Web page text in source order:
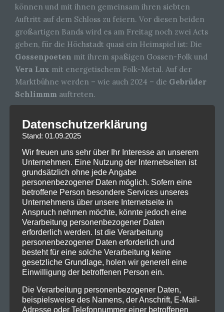
können und mit ihnen gemeinsam ihren siebten
Auftritt auf dem Schloss zu feiern. Vor diesen beiden
großartigen Bands wird es am Freitag noch zwei Acts
geben, für die Höchstadt quasi ein Heimspiel ist: Die
Gossenpoeten mit ihrem spaßigen Gossen-Folk und
Vera Lux mit energetischem Folk-Metal. Auf der
Marktbühne werden – wie auch 2024 – die Gebrüder
Schlimmm auftreten.
vielleicht das vorläufige 2025er Banner schon
gesehen – anders als dort angekündigt wird aber
nicht Eluveitie, sondernEisbrecherder Headliner
des zweiten Tages sein. Mit ihrem neuen Album
„Kaltfront°!” kommen die Rocker zum ersten Mal auf
die Schlosshofbühne. AuchEquilibrium werden zum
ersten Mal mit dabei sein und mit ihrem Epic Metal
das Publikum für den Headliner aufheizen. Kein
Neuzugang sind die Herren vonCoppelius
frischen Kompositionen und gewohnt theatralischem
Charme, versteht sich.Manntraaus Kroatien
bringen zum zweiten Mal ihren Folk-Metal nach
Höchstadt und haben hoffentlich ihr brandneues
Album „Titans” mit im Gepäck. Zwei Bands aus NRW
werden das 18. Schlosshof Festival am Nachmittag
Datenschutzerklärung
Stand: 01.09.2025
Wir freuen uns sehr über Ihr Interesse an unserem
Unternehmen. Eine Nutzung der Internetseiten ist
grundsätzlich ohne jede Angabe
personenbezogener Daten möglich. Sofern eine
betroffene Person besondere Services unseres
Unternehmens über unsere Internetseite in
Anspruch nehmen möchte, könnte jedoch eine
Verarbeitung personenbezogener Daten
erforderlich werden. Ist die Verarbeitung
personenbezogener Daten erforderlich und
besteht für eine solche Verarbeitung keine
gesetzliche Grundlage, holen wir generell eine
Einwilligung der betroffenen Person ein.
Die Verarbeitung personenbezogener Daten,
beispielsweise des Namens, der Anschrift, E-Mail-
Adresse oder Telefonnummer einer betroffenen